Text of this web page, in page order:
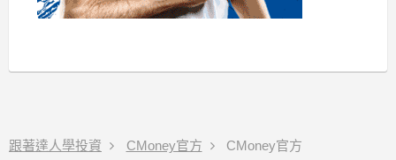
跟著達人學投資 CMoney官方 CMoney官方